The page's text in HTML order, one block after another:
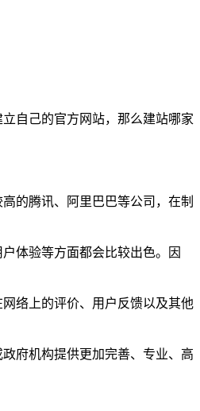
自己的官方网站，那么建站哪家
的腾讯、阿里巴巴等公司，在制
体验等方面都会比较出色。因
络上的评价、用户反馈以及其他
府机构提供更加完善、专业、高